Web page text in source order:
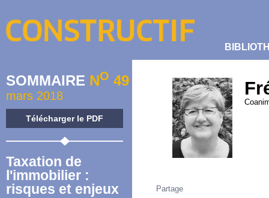
SOMMAIRE NO 49
mars 2018
Télécharger le PDF
Taxation de
l'immobilier :
risques et enjeux
Partage